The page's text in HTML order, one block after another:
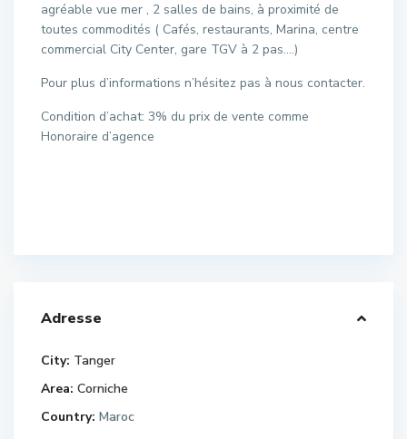
agréable vue mer , 2 salles de bains, à proximité de
toutes commodités ( Cafés, restaurants, Marina, centre
commercial City Center, gare TGV à 2 pas….)
Pour plus d’informations n’hésitez pas à nous contacter.
Condition d’achat: 3% du prix de vente comme
Honoraire d’agence
Adresse
City: Tanger
Area: Corniche
Country: Maroc